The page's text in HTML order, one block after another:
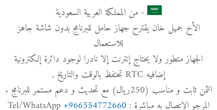
- من المملكة العربية السعودية
الأخ جميل خان يقترح جهاز حامل للبرنامج بدون شاشة جاهز
للاستعمال
الجهاز متطور ولا يحتاج إنترنت إلا نادرا لوجود دائرة إلكترونية
إضافيه RTC تحتفظ بالوقت والتاريخ ,
الثمن ثابت و مناسب (250ريال) مع تحديث و دعم مستمر للبرنامج .
المرجو الاتصال به مباشرة : Tel/WhatsApp +966554772660